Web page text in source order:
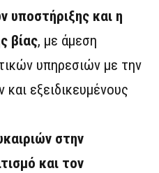
υποστήριξης και η
βίας, με άμεση
υπηρεσιών με την
εξειδικευμένους
στην
και τον